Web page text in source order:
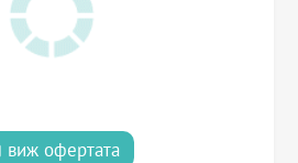
виж офертата